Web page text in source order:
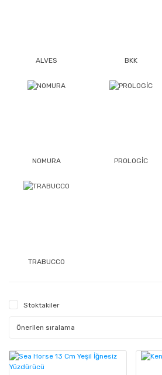
ALVES BKK
NOMURA PROLOGİC
TRABUCCO
Stoktakiler